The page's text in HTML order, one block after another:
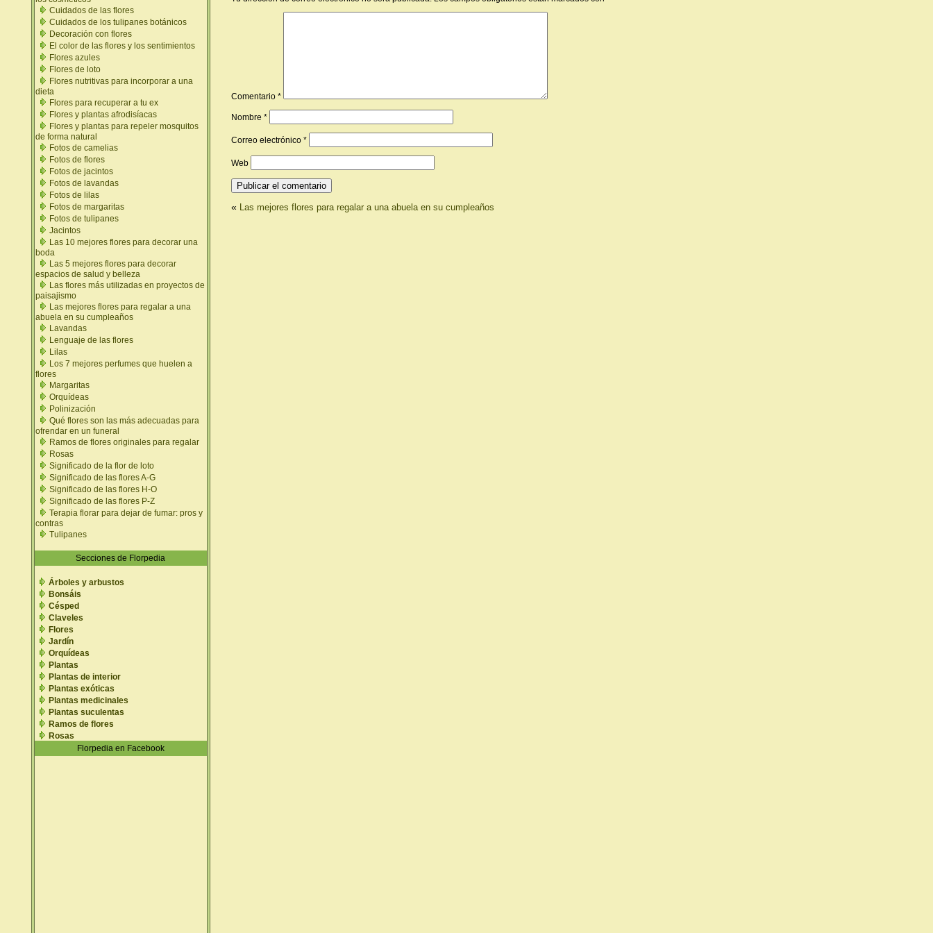
Cuidados de las flores
Cuidados de los tulipanes botánicos
Decoración con flores
El color de las flores y los sentimientos
Flores azules
Flores de loto
Flores nutritivas para incorporar a una
dieta
Flores para recuperar a tu ex
Flores y plantas afrodisíacas
Flores y plantas para repeler mosquitos
de forma natural
Fotos de camelias
Fotos de flores
Fotos de jacintos
Fotos de lavandas
Fotos de lilas
Fotos de margaritas
Fotos de tulipanes
Jacintos
Las 10 mejores flores para decorar una
boda
Las 5 mejores flores para decorar
espacios de salud y belleza
Las flores más utilizadas en proyectos de
paisajismo
Las mejores flores para regalar a una
abuela en su cumpleaños
Lavandas
Lenguaje de las flores
Lilas
Los 7 mejores perfumes que huelen a
flores
Margaritas
Orquídeas
Polinización
Qué flores son las más adecuadas para
ofrendar en un funeral
Ramos de flores originales para regalar
Rosas
Significado de la flor de loto
Significado de las flores A-G
Significado de las flores H-O
Significado de las flores P-Z
Terapia florar para dejar de fumar: pros y
contras
Tulipanes
Secciones de Florpedia
Árboles y arbustos
Bonsáis
Césped
Claveles
Flores
Jardín
Orquídeas
Plantas
Plantas de interior
Plantas exóticas
Plantas medicinales
Plantas suculentas
Ramos de flores
Rosas
Florpedia en Facebook
Comentario *
Nombre *
Correo electrónico *
Web
« Las mejores flores para regalar a una abuela en su cumpleaños